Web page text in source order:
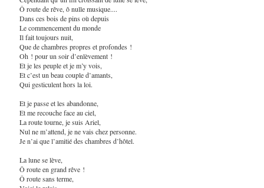
Ô route de rêve, ô nulle musique....
Dans ces bois de pins où depuis
Le commencement du monde
Il fait toujours nuit,
Que de chambres propres et profondes !
Oh ! pour un soir d’enlèvement !
Et je les peuple et je m’y vois,
Et c’est un beau couple d’amants,
Qui gesticulent hors la loi.
Et je passe et les abandonne,
Et me recouche face au ciel,
La route tourne, je suis Ariel,
Nul ne m’attend, je ne vais chez personne.
Je n’ai que l’amitié des chambres d’hôtel.
La lune se lève,
Ô route en grand rêve !
Ô route sans terme,